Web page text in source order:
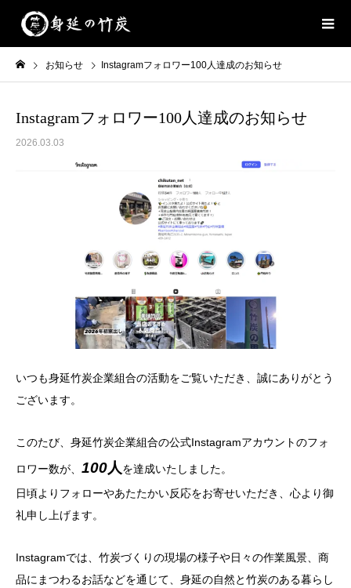
お知らせ Instagramフォロワー100人達成のお知らせ
Instagramフォロワー100人達成のお知らせ
2026.03.03
いつも身延竹炭企業組合の活動をご覧いただき、誠にありがとう
ございます。
このたび、身延竹炭企業組合の公式Instagramアカウントのフォ
ロワー数が、 100人 を達成いたしました。
日頃よりフォローやあたたかい反応をお寄せいただき、心より御
礼申し上げます。
Instagramでは、竹炭づくりの現場の様子や日々の作業風景、商
品にまつわるお話などを通じて、身延の自然と竹炭のある暮らし